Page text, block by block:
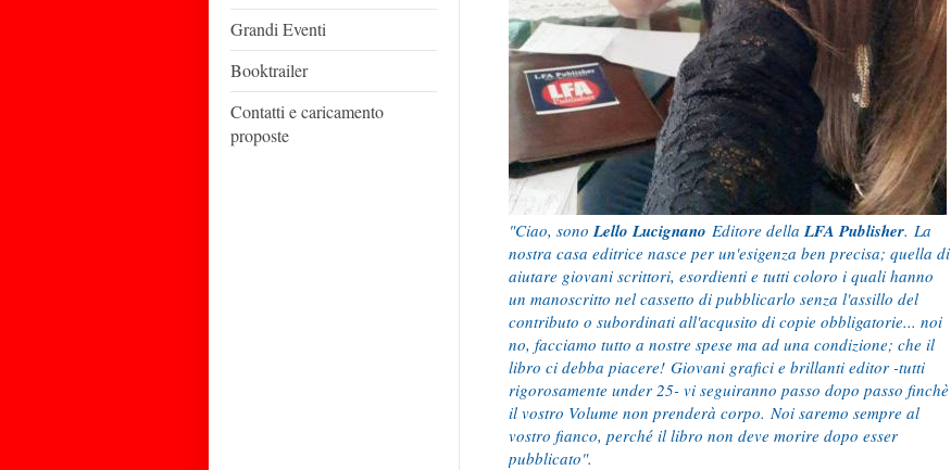
Grandi Eventi
Booktrailer
Contatti e caricamento
proposte
"Ciao, sonoLello Lucignano Editore dellaLFA Publisher.La
nostra casa editrice nasce per un'esigenza ben precisa; quella di
aiutare giovani scrittori, esordienti e tutti coloro i quali hanno
un manoscritto nel cassetto di pubblicarlo senza l'assillo del
contributo o subordinati all'acqusito di copie obbligatorie... noi
no, facciamo tutto a nostre spese ma ad una condizione; che il
libro ci debba piacere! Giovani grafici e brillanti editor -tutti
rigorosamente under 25- vi seguiranno passo dopo passo finchè
il vostro Volume non prenderà corpo. Noi saremo sempre al
vostro fianco, perché il libro non deve morire dopo esser
pubblicato".